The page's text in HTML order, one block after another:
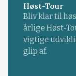
Høst-Tour
Bliv klar til
årlige Høst-
vigtige
glip af.